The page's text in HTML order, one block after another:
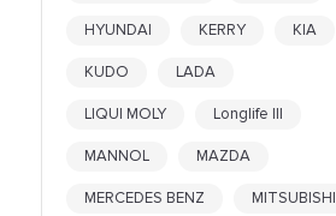
VOLVO
WOLF
XTEER
YAMAHA
ZIC
HYUNDAI KERRY KIA
KUDO LADA
LIQUI MOLY Longlife III
MANNOL MAZDA
MERCEDES BENZ MITSUBISHI